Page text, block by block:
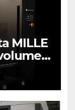
MILLE
cubo